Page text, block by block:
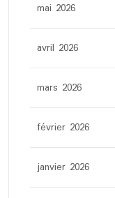
mai 2026
avril 2026
mars 2026
février 2026
janvier 2026